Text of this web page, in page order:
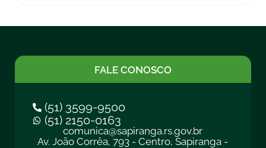
FALE CONOSCO
(51) 3599-9500
(51) 2150-0163
comunica@sapiranga.rs.gov.br
Av. João Corrêa, 793 - Centro, Sapiranga -